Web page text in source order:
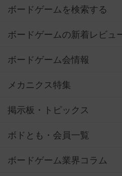
ボードゲームを検索する
ボードゲームの新着レビュ
ボードゲーム会情報
メカニクス特集
掲示板・トピックス
ボドとも・会員一覧
ボードゲーム業界コラム